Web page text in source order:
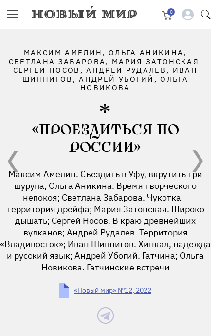
0
МАКСИМ АМЕЛИН, ОЛЬГА АНИКИНА,
СВЕТЛАНА ЗАБАРОВА, МАРИЯ ЗАТОНСКАЯ,
СЕРГЕЙ НОСОВ, АНДРЕЙ РУДАЛЕВ, ИВАН
ШИПНИГОВ, АНДРЕЙ УБОГИЙ, ОЛЬГА
НОВИКОВА
«ПРОЕЗДИТЬСЯ ПО
РОССИИ»
Максим Амелин. Съездить в Уфу, вкрутить три
шурупа; Ольга Аникина. Время творческого
непокоя; Светлана Забарова. Чукотка –
территория дрейфа; Мария Затонская. Широко
дышать; Сергей Носов. В краю древнейших
вулканов; Андрей Рудалев. Территория
«Владивосток»; Иван Шипнигов. Хинкал, надежда
и русский язык; Андрей Убогий. Гатчина; Ольга
Новикова. Гатчинские встречи
«Новый мир» №12, 2022